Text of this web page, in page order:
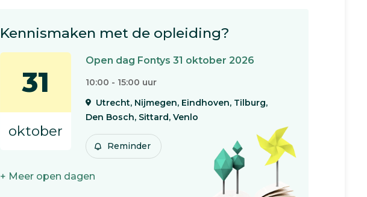
Kennismaken met de opleiding?
31
oktober
Open dag Fontys 31 oktober 2026
10:00 - 15:00 uur
Utrecht, Nijmegen, Eindhoven, Tilburg,
Den Bosch, Sittard, Venlo
Reminder
+ Meer open dagen